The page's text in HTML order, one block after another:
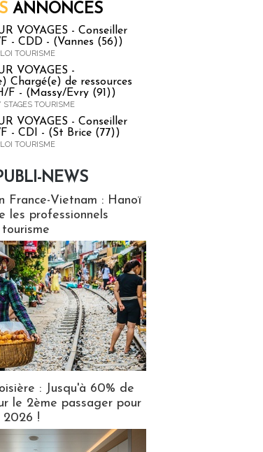
ANNONCES
VOYAGES - Conseiller
- CDD - (Vannes (56))
TOURISME
VOYAGES -
Chargé(e) de ressources
F - (Massy/Evry (91))
TOURISME
VOYAGES - Conseiller
- CDI - (St Brice (77))
TOURISME
NEWS
France-Vietnam : Hanoï
les professionnels
: Jusqu'à 60% de
le 2ème passager pour
2026 !